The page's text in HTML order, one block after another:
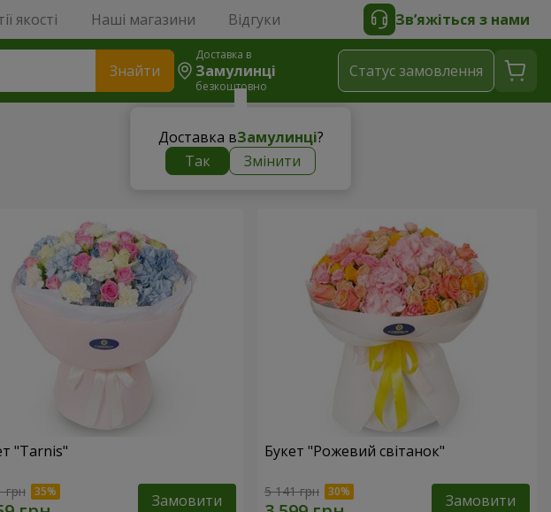
якості Наші магазини Відгуки Зв’яжіться з нами
Знайти
Доставка в
Замулинці
безкоштовно
Доставка вЗамулинці?
Так
Змінити
Статус замовлення
"Tarnis"
грн Замовити
Букет "Рожевий світанок"
5 141 грн Замовити